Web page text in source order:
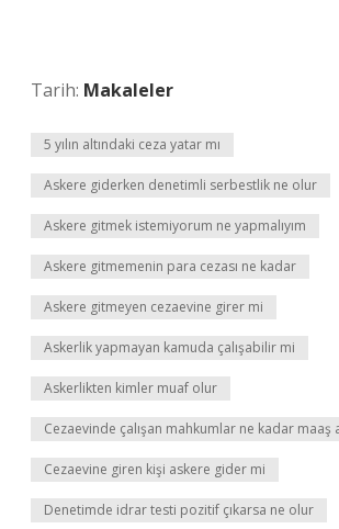
Tarih: Makaleler
5 yılın altındaki ceza yatar mı
Askere giderken denetimli serbestlik ne olur
Askere gitmek istemiyorum ne yapmalıyım
Askere gitmemenin para cezası ne kadar
Askere gitmeyen cezaevine girer mi
Askerlik yapmayan kamuda çalışabilir mi
Askerlikten kimler muaf olur
Cezaevinde çalışan mahkumlar ne kadar maaş
Cezaevine giren kişi askere gider mi
Denetimde idrar testi pozitif çıkarsa ne olur